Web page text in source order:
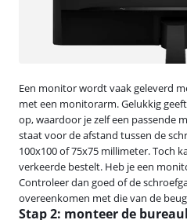
Een monitor wordt vaak geleverd
met een monitorarm. Gelukkig
op, waardoor je zelf een passende
staat voor de afstand tussen de
100x100 of 75x75 millimeter. Toch
verkeerde bestelt. Heb je een
Controleer dan goed of de
overeenkomen met die van de
Stap 2: monteer de